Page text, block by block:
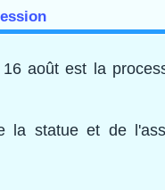
août est la
la statue et de